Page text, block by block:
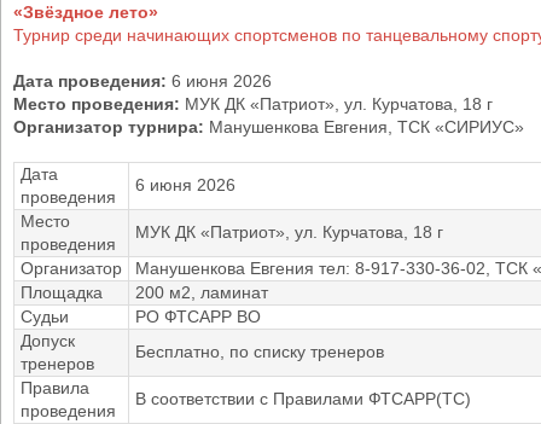
«Звёздное лето»
Турнир среди начинающих спортсменов по танцевальному
Дата проведения: 6 июня 2026
Место проведения: МУК ДК «Патриот», ул. Курчатова, 18 г
Организатор турнира: Манушенкова Евгения, ТСК «СИРИУС»
Дата
проведения
6 июня 2026
Место
проведения
МУК ДК «Патриот», ул. Курчатова, 18 г
Организатор
Манушенкова Евгения тел: 8-917-330-36-02,
Площадка
200 м2, ламинат
Судьи
РО ФТСАРР ВО
Допуск
тренеров
Бесплатно, по списку тренеров
Правила
проведения
В соответствии с Правилами ФТСАРР(ТС)